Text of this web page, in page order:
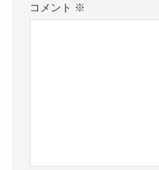
コメント ※